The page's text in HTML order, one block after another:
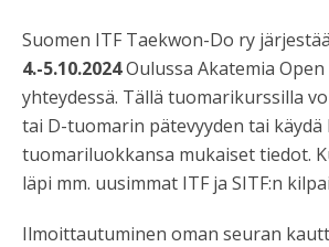
Suomen ITF Taekwon-Do ry
4.-5.10.2024Oulussa Akatemia
yhteydessä. Tällä tuomarikurssilla
tai D-tuomarin pätevyyden tai käydä
tuomariluokkansa mukaiset tiedot.
läpi mm. uusimmat ITF ja SITF:n
Ilmoittautuminen oman seuran